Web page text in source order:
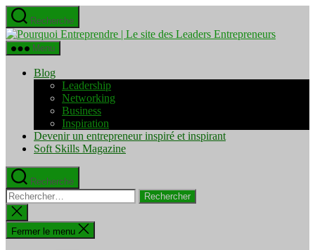
Aller
au
contenu
Recherche
Pourquoi
Menu
Blog
Leadership
Networking
Business
Inspiration
Devenir un entrepreneur inspiré et inspirant
Soft Skills Magazine
Recherche
Rechercher :
Fermer
la
recherche
Fermer le menu